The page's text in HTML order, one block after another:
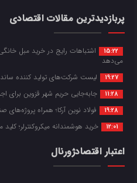
پربازدیدترین مقالات اقتصادی
15:22
اشتباهات رایج در خرید مبل
می‌دهد
19:27 لیست شرکت‌های تولید کننده
11:28 جابه‌جایی حریم شهر قزوین برای
19:28 فولاد نوین آرکا؛ همراه پروژه‌های
12:01 خرید هوشمندانه میکروکنترلر؛ کلید
اعتبار اقتصادژورنال